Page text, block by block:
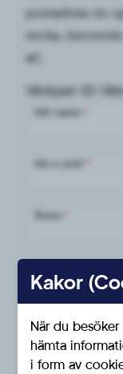
postadress du
vecka,
art.
Vänligast SD
Ditt namn
Ämne
Kakor
När du
hämta
i form av